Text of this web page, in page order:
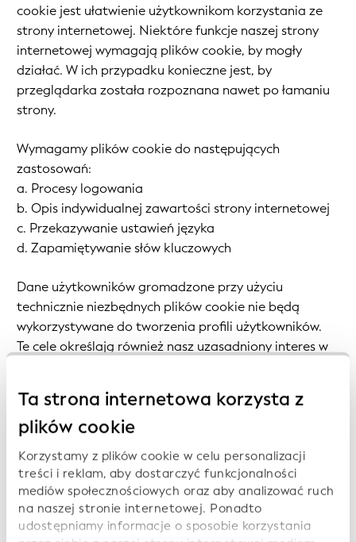
Ta strona internetowa korzysta z
plików cookie
Korzystamy z plików cookie w celu personalizacji
treści i reklam, aby dostarczyć funkcjonalności
mediów społecznościowych oraz aby analizować ruch
na naszej stronie internetowej. Ponadto
udostępniamy informacje o sposobie korzystania
cookie jest ułatwienie użytkownikom korzystania ze
strony internetowej. Niektóre funkcje naszej strony
internetowej wymagają plików cookie, by mogły
działać. W ich przypadku konieczne jest, by
przeglądarka została rozpoznana nawet po łamaniu
strony.
Wymagamy plików cookie do następujących
zastosowań:
a. Procesy logowania
b. Opis indywidualnej zawartości strony internetowej
c. Przekazywanie ustawień języka
d. Zapamiętywanie słów kluczowych
Dane użytkowników gromadzone przy użyciu
technicznie niezbędnych plików cookie nie będą
wykorzystywane do tworzenia profili użytkowników.
Te cele określają również nasz uzasadniony interes w
4. Okres przechowywania i możliwość zgłoszenia
Pliki cookie są przechowywane na komputerze
użytkownika, który przesyła je do naszej strony
internetowej. Dlatego jako użytkownik masz pełną
kontrolę nad wykorzystaniem plików cookie.